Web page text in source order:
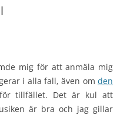
mig för att anmäla mig
i alla fall, även om den
tillfället. Det är kul att
är bra och jag gillar